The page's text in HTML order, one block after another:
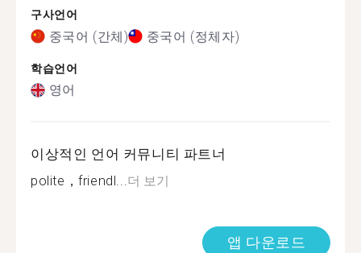
구사언어
중국어 (간체) 중국어 (정체자)
학습언어
영어
이상적인 언어 커뮤니티 파트너
polite，friendl...더 보기
앱 다운로드